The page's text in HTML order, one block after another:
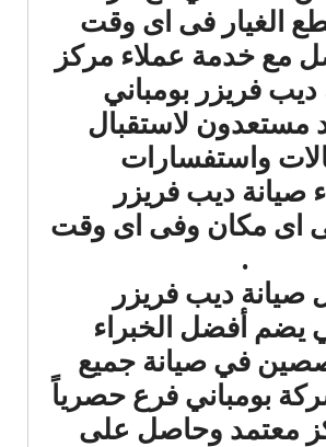
الغيار فى اى وقت
مع خدمة عملاء مركز
ديب فريزر بومباني
مستعدون لاستقبال
واستفسارات
صيانة ديب فريزر
اى مكان وفى اى وقت
.
صيانة ديب فريزر
يضم أفضل الخبراء
في صيانة جميع
بومباني فرع حصرياً
معتمد وحاصل على